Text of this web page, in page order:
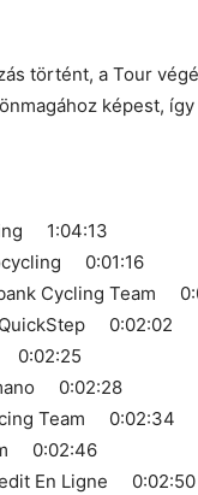
történt, a Tour
képest,
1:04:13
0:01:16
Cycling Team
0:02:02
0:02:25
0:02:28
Team 0:02:34
0:02:46
En Ligne 0:02:50